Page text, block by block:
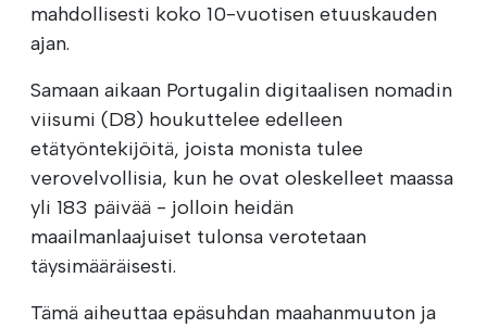
mahdollisesti koko 10-vuotisen etuuskauden
ajan.
Samaan aikaan Portugalin digitaalisen nomadin
viisumi (D8) houkuttelee edelleen
etätyöntekijöitä, joista monista tulee
verovelvollisia, kun he ovat oleskelleet maassa
yli 183 päivää - jolloin heidän
maailmanlaajuiset tulonsa verotetaan
täysimääräisesti.
Tämä aiheuttaa epäsuhdan maahanmuuton ja